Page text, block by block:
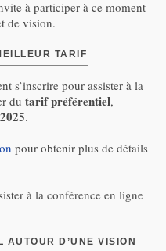
à participer à ce moment
de vision.
TARIF
s’inscrire pour assister à la
du tarif préférentiel,
.
pour obtenir plus de détails
à la conférence en ligne
D’UNE VISION